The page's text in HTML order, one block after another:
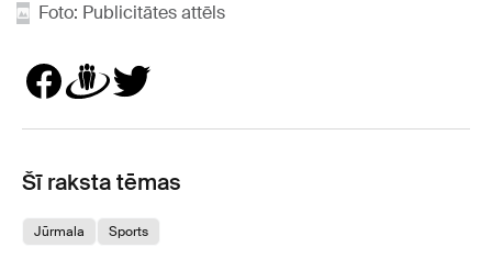
Foto: Publicitātes attēls
Šī raksta tēmas
Jūrmala Sports